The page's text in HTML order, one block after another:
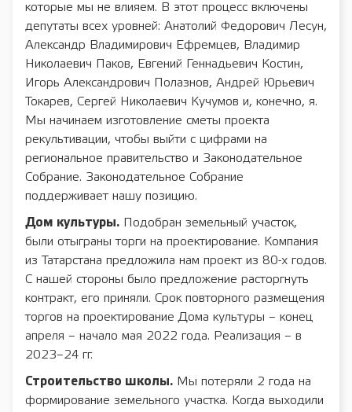
которые мы не влияем. В этот процесс включены
депутаты всех уровней: Анатолий Федорович Лесун,
Александр Владимирович Ефремцев, Владимир
Николаевич Паков, Евгений Геннадьевич Костин,
Игорь Александрович Полазнов, Андрей Юрьевич
Токарев, Сергей Николаевич Кучумов и, конечно, я.
Мы начинаем изготовление сметы проекта
рекультивации, чтобы выйти с цифрами на
региональное правительство и Законодательное
Собрание. Законодательное Собрание
поддерживает нашу позицию.
Дом культуры. Подобран земельный участок,
были отыграны торги на проектирование. Компания
из Татарстана предложила нам проект из 80-х годов.
С нашей стороны было предложение расторгнуть
контракт, его приняли. Срок повторного размещения
торгов на проектирование Дома культуры – конец
апреля – начало мая 2022 года. Реализация – в
2023–24 гг.
Строительство школы. Мы потеряли 2 года на
формирование земельного участка. Когда выходили